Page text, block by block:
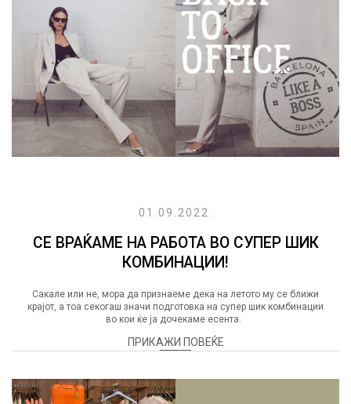
01.09.2022.
СЕ ВРАЌАМЕ НА РАБОТА ВО СУПЕР ШИК
КОМБИНАЦИИ!
Сакале или не, мора да признаеме дека на летото му се ближи
крајот, а тоа секогаш значи подготовка на супер шик комбинации
во кои ќе ја дочекаме есента.
ПРИКАЖИ ПОВЕЌЕ